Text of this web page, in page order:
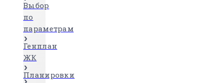
Выбор
по
параметрам
Генплан
ЖК
Планировки